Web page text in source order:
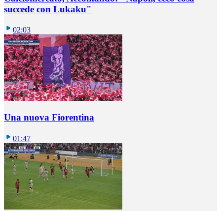
succede con Lukaku"
02:03
Una nuova Fiorentina
01:47